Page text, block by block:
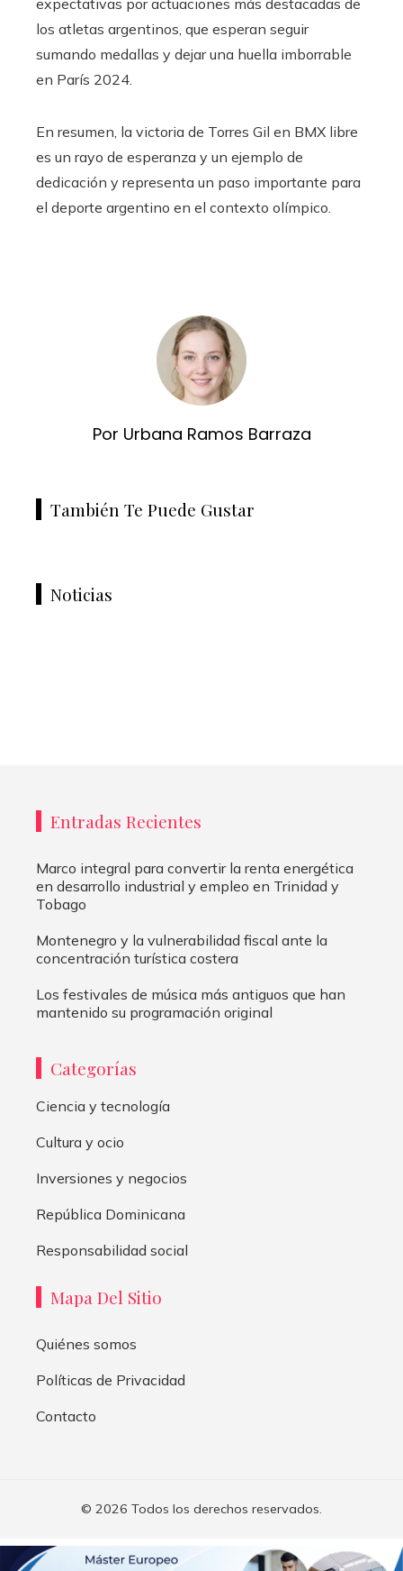
expectativas por actuaciones más destacadas de
los atletas argentinos, que esperan seguir
sumando medallas y dejar una huella imborrable
en París 2024.
En resumen, la victoria de Torres Gil en BMX libre
es un rayo de esperanza y un ejemplo de
dedicación y representa un paso importante para
el deporte argentino en el contexto olímpico.
Por Urbana Ramos Barraza
También Te Puede Gustar
Noticias
Entradas Recientes
Marco integral para convertir la renta energética
en desarrollo industrial y empleo en Trinidad y
Tobago
Montenegro y la vulnerabilidad fiscal ante la
concentración turística costera
Los festivales de música más antiguos que han
mantenido su programación original
Categorías
Ciencia y tecnología
Cultura y ocio
Inversiones y negocios
República Dominicana
Responsabilidad social
Mapa Del Sitio
Quiénes somos
Políticas de Privacidad
Contacto
© 2026 Todos los derechos reservados.